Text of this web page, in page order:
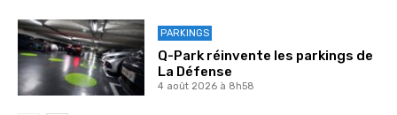
PARKINGS
Q-Park réinvente les parkings de
La Défense
4 août 2026 à 8h58